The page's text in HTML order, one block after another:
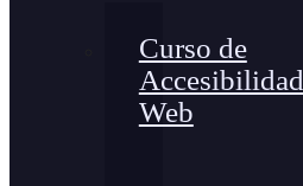
Curso de
Accesibilidad
Web